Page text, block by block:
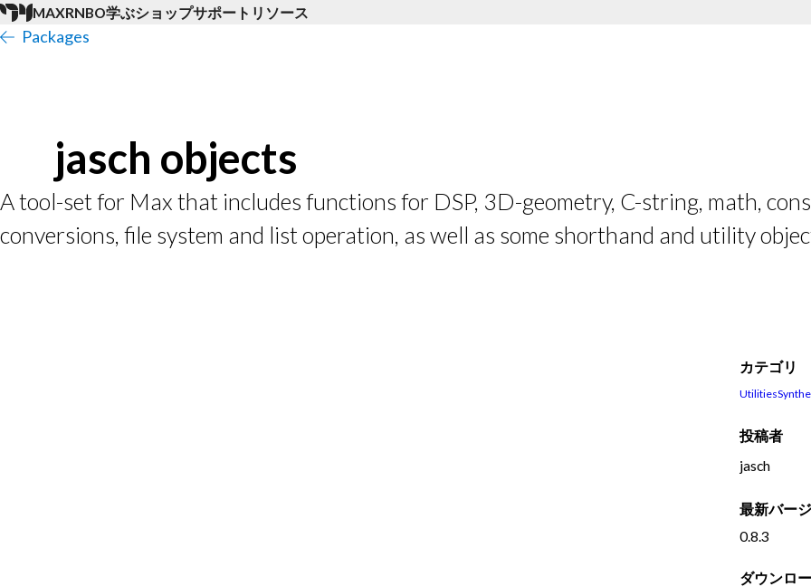
MAXRNBO学ぶショップサポート リソース
Packages
jasch objects
A tool-set for Max that includes functions for DSP, 3D-geometry, C-string, math,
conversions, file system and list operation, as well as some shorthand and utility
カテゴリ
Utilities
投稿者
jasch
最新バー
0.8.3
ダウンロ